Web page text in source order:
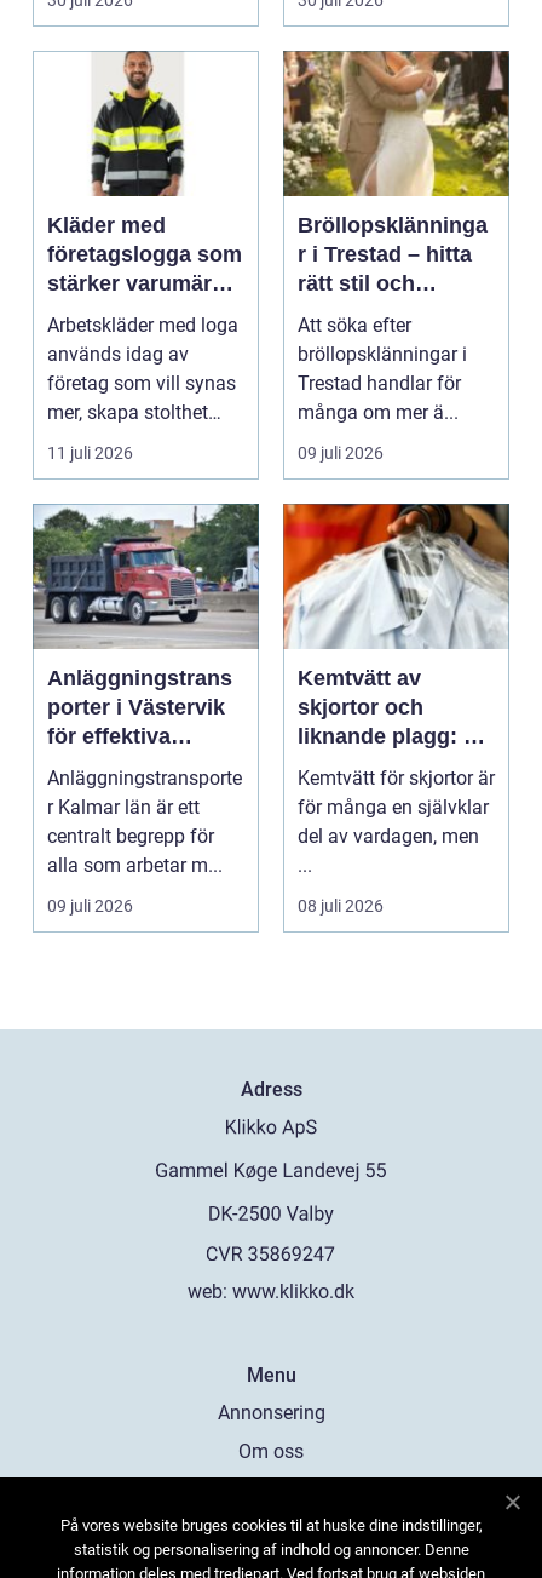
Kläder med
företagslogga som
stärker varumärket
varje dag
Arbetskläder med loga
används idag av
företag som vill synas
mer, skapa stolthet
inte...
11 juli 2026
Bröllopsklänninga
r i Trestad – hitta
rätt stil och
passform inför den
stora dagen
Att söka efter
bröllopsklänningar i
Trestad handlar för
många om mer ä...
09 juli 2026
Anläggningstrans
porter i Västervik
för effektiva
byggprojekt
Anläggningstransporte
r Kalmar län är ett
centralt begrepp för
alla som arbetar m...
09 juli 2026
Kemtvätt av
skjortor och
liknande plagg: Så
fungerar
professionell
klädvård i
Kemtvätt för skjortor är
för många en självklar
del av vardagen, men
...
08 juli 2026
Adress
web: www.klikko.dk
Menu
Annonsering
Om oss
Kontakta oss
Sitemap
På vores website bruges cookies til at huske dine indstillinger,
statistik og personalisering af indhold og annoncer. Denne
information deles med tredjepart. Ved fortsat brug af websiden